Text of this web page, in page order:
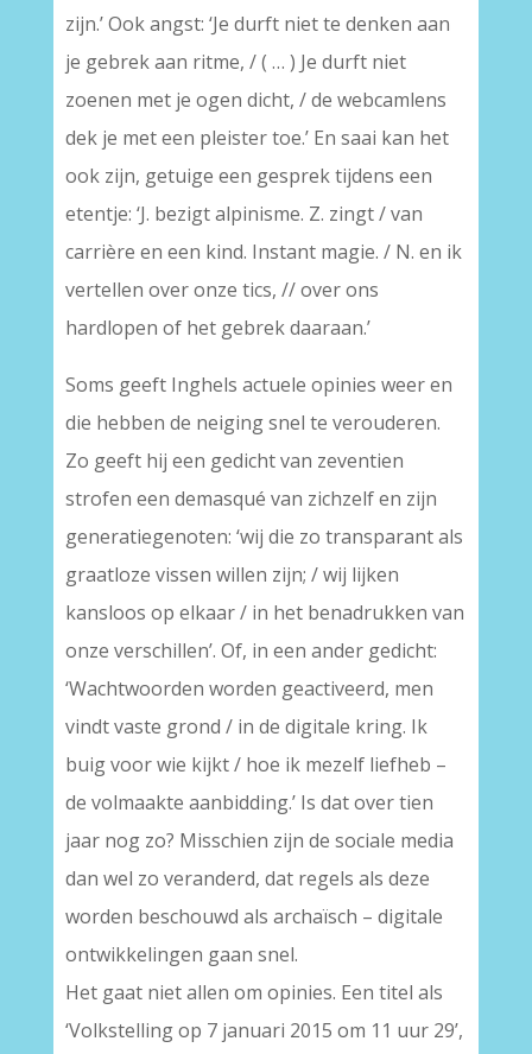
zijn.’ Ook angst: ‘Je durft niet te denken aan
je gebrek aan ritme, / ( … ) Je durft niet
zoenen met je ogen dicht, / de webcamlens
dek je met een pleister toe.’ En saai kan het
ook zijn, getuige een gesprek tijdens een
etentje: ‘J. bezigt alpinisme. Z. zingt / van
carrière en een kind. Instant magie. / N. en ik
vertellen over onze tics, // over ons
hardlopen of het gebrek daaraan.’
Soms geeft Inghels actuele opinies weer en
die hebben de neiging snel te verouderen.
Zo geeft hij een gedicht van zeventien
strofen een demasqué van zichzelf en zijn
generatiegenoten: ‘wij die zo transparant als
graatloze vissen willen zijn; / wij lijken
kansloos op elkaar / in het benadrukken van
onze verschillen’. Of, in een ander gedicht:
‘Wachtwoorden worden geactiveerd, men
vindt vaste grond / in de digitale kring. Ik
buig voor wie kijkt / hoe ik mezelf liefheb –
de volmaakte aanbidding.’ Is dat over tien
jaar nog zo? Misschien zijn de sociale media
dan wel zo veranderd, dat regels als deze
worden beschouwd als archaïsch – digitale
ontwikkelingen gaan snel.
Het gaat niet allen om opinies. Een titel als
‘Volkstelling op 7 januari 2015 om 11 uur 29’,